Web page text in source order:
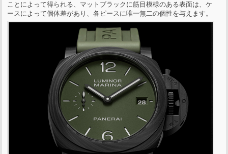
ことによって得られる、マットブラックに筋目模様のある表面は、ケ
ースによって個体差があり、各ピースに唯一無二の個性を与えます。